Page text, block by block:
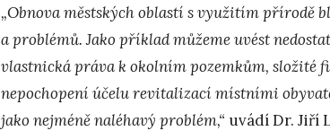
„Obnova městských oblastí s využitím přírodě
a problémů. Jako příklad můžeme uvést
vlastnická práva k okolním pozemkům, složité
nepochopení účelu revitalizací místními
jako nejméně naléhavý problém,“ uvádí Dr. Jiří